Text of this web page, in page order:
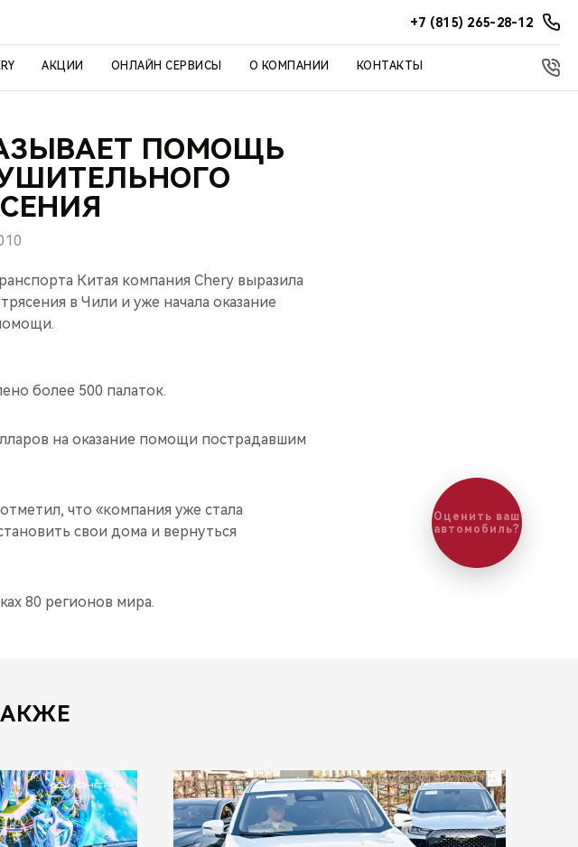
+7 (815) 265-28-12
АКЦИИ ОНЛАЙН СЕРВИСЫ О КОМПАНИИ КОНТАКТЫ
ПОМОЩЬ
Китая компания Chery выразила
в Чили и уже начала оказание
более 500 палаток.
на оказание помощи пострадавшим
что «компания уже стала
свои дома и вернуться
80 регионов мира.
Оценить ваш
автомобиль?